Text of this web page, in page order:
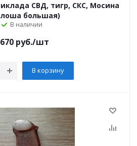
СВД, тигр, СКС, Мосина
большая)
В наличии
670руб./шт
В корзину